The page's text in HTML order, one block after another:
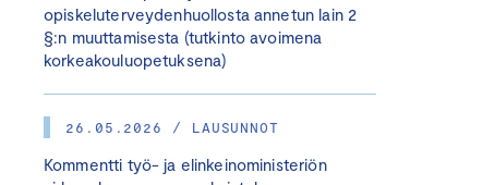
opiskeluterveydenhuollosta annetun lain 2
§:n muuttamisesta (tutkinto avoimena
korkeakouluopetuksena)
26.05.2026 / LAUSUNNOT
Kommentti työ- ja elinkeinoministeriön